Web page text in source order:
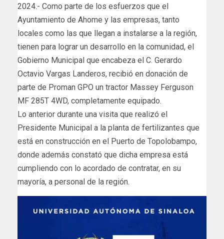
2024.- Como parte de los esfuerzos que el
Ayuntamiento de Ahome y las empresas, tanto
locales como las que llegan a instalarse a la región,
tienen para lograr un desarrollo en la comunidad, el
Gobierno Municipal que encabeza el C. Gerardo
Octavio Vargas Landeros, recibió en donación de
parte de Proman GPO un tractor Massey Ferguson
MF 285T 4WD, completamente equipado.
Lo anterior durante una visita que realizó el
Presidente Municipal a la planta de fertilizantes que
está en construcción en el Puerto de Topolobampo,
donde además constató que dicha empresa está
cumpliendo con lo acordado de contratar, en su
mayoría, a personal de la región.